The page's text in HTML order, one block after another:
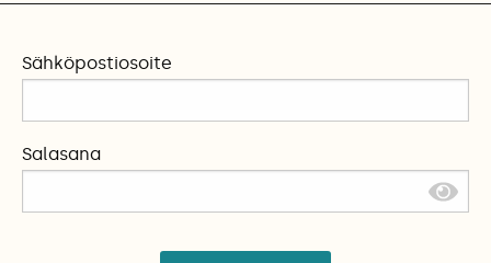
Sähköpostiosoite
Salasana